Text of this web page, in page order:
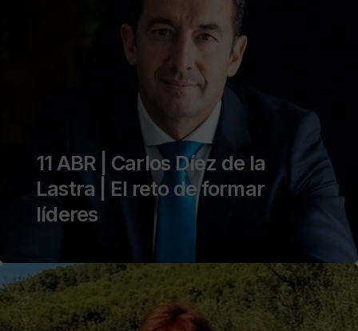
11 ABR | Carlos Díez de la
Lastra | El reto de formar
líderes